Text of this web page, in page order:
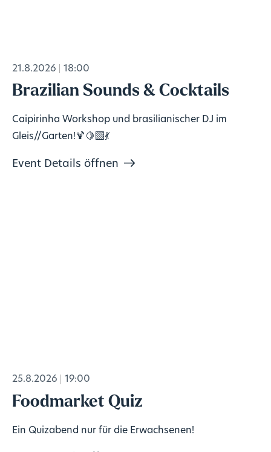
21.8.2026 18:00
Brazilian Sounds & Cocktails
Caipirinha Workshop und brasilianischer DJ im
Gleis//Garten!🍹🍋‍🟩💃
Event Details öffnen
25.8.2026 19:00
Foodmarket Quiz
Ein Quizabend nur für die Erwachsenen!